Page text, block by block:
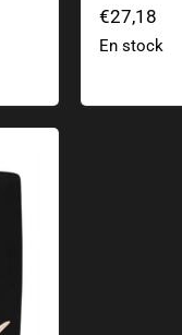
€27,18
En stock